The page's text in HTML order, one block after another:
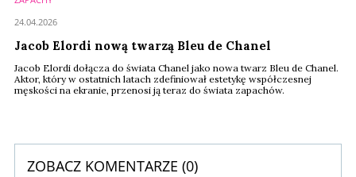
Jacob Elordi nową twarzą Bleu de Chanel
Jacob Elordi dołącza do świata Chanel jako nowa twarz Bleu de Chanel.
Aktor, który w ostatnich latach zdefiniował estetykę współczesnej
męskości na ekranie, przenosi ją teraz do świata zapachów.
24.04.2026
ZOBACZ KOMENTARZE (0)